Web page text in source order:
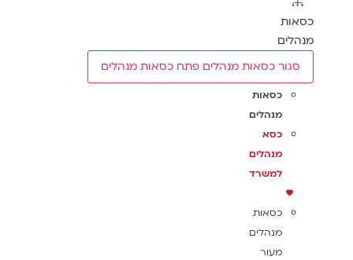
כסאות
מנהלים
סגור כסאות מנהלים פתח כסאות מנהלים
כסאות
מנהלים
כסא
מנהלים
למשרד
כסאות
מנהלים
מעור